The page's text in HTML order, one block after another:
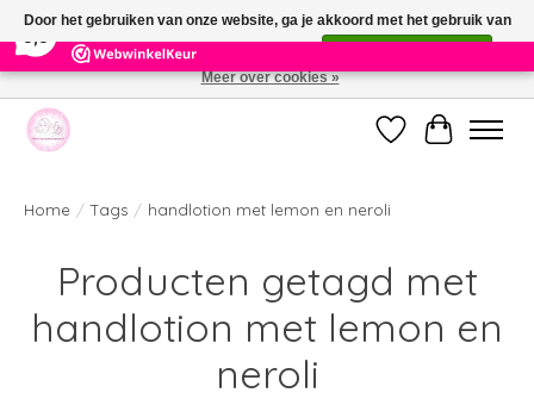
391 Reviews ×
Welkom bij de nieuwe webshop van Parfumerie Marie Rose
Verlanglijst
Home / Tags / handlotion met lemon en neroli
Producten getagd met
handlotion met lemon en
neroli
Door het gebruiken van onze website, ga je akkoord met het gebruik van
cookies om onze website te verbeteren.
Meer over cookies »